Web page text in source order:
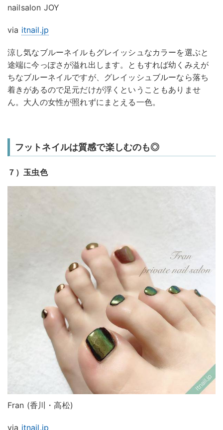
nailsalon JOY
via itnail.jp
涼し気なブルーネイルもグレイッシュなカラーを選ぶと
途端に今っぽさが溢れ出します。ともすれば幼くみえが
ちなブルーネイルですが、グレイッシュブルーなら落ち
着きがあるので足元だけが浮くということもありませ
ん。大人の女性が照れずにまとえる一色。
フットネイルは質感で楽しむのも◎
７）玉虫色
Fran (香川・高松)
via itnail.jp